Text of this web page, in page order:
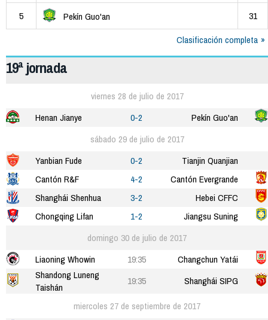
5 Pekín Guo'an
31
Clasificación completa
19ª jornada
viernes 28 de julio de 2017
Henan Jianye
0-2
Pekín Guo'an
sábado 29 de julio de 2017
Yanbian Fude
0-2
Tianjin Quanjian
Cantón R&F
4-2
Cantón Evergrande
Shanghái Shenhua
3-2
Hebei CFFC
Chongqing Lifan
1-2
Jiangsu Suning
domingo 30 de julio de 2017
Liaoning Whowin
19:35
Changchun Yatái
Shandong Luneng
Taishán
19:35
Shanghái SIPG
miercoles 27 de septiembre de 2017